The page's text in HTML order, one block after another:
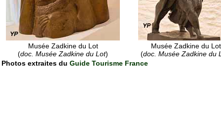
Musée Zadkine du Lot
(doc. Musée Zadkine du Lot)
Musée Zadkine du Lot
(doc. Musée Zadkine du
Photos extraites du Guide Tourisme France